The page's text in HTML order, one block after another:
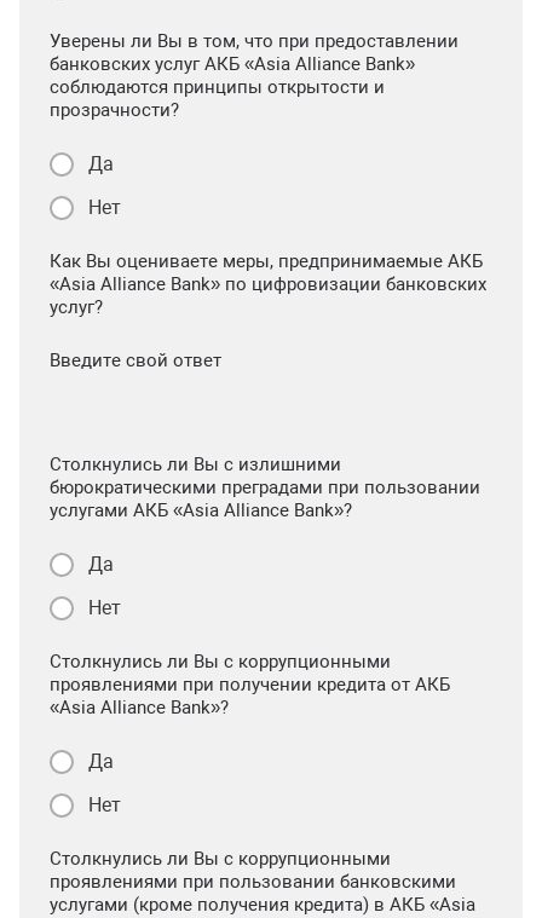
Уверены ли Вы в том, что при предоставлении
банковских услуг АКБ «Asia Alliance Bank»
соблюдаются принципы открытости и
прозрачности?
Да
Нет
Как Вы оцениваете меры, предпринимаемые АКБ
«Asia Alliance Bank» по цифровизации банковских
услуг?
Введите свой ответ
Столкнулись ли Вы с излишними
бюрократическими преградами при пользовании
услугами АКБ «Asia Alliance Bank»?
Да
Нет
Столкнулись ли Вы с коррупционными
проявлениями при получении кредита от АКБ
«Asia Alliance Bank»?
Да
Нет
Столкнулись ли Вы с коррупционными
проявлениями при пользовании банковскими
услугами (кроме получения кредита) в АКБ «Asia